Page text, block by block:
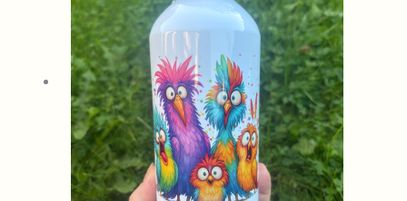
119,00 kr.. 99,00 kr..